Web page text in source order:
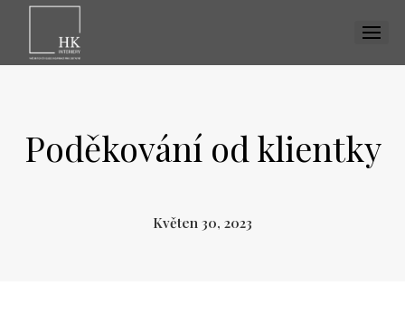
MENU
Poděkování od klientky
Květen 30, 2023